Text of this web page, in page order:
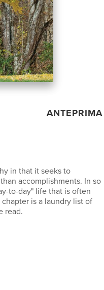
ANTEPRIMA
in that it seeks to
accomplishments. In so
to-day" life that is often
is a laundry list of
read.